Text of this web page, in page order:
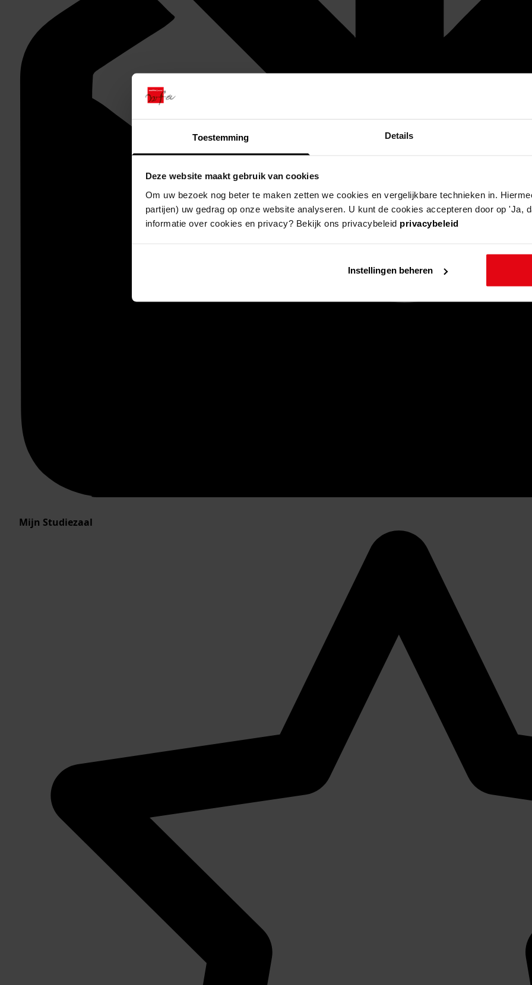
Toestemming Details
Deze website maakt gebruik van cookies
Om uw bezoek nog beter te maken zetten we cookies en vergelijkbare technieken in.
partijen) uw gedrag op onze website analyseren. U kunt de cookies accepteren door op 'Ja,
informatie over cookies en privacy? Bekijk ons privacybeleid privacybeleid
Instellingen beheren
Mijn Studiezaal